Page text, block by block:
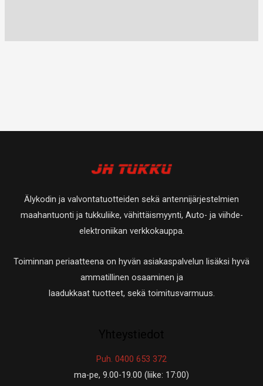
Älykodin ja valvontatuotteiden sekä antennijärjestelmien
maahantuonti ja tukkuliike, vähittäismyynti, Auto- ja viihde-
elektroniikan verkkokauppa.
Toiminnan periaatteena on hyvän asiakaspalvelun lisäksi hyvä
ammatillinen osaaminen ja
laadukkaat tuotteet, sekä toimitusvarmuus.
Puh. 0400 653 372
ma-pe, 9.00-19.00 (liike: 17:00)